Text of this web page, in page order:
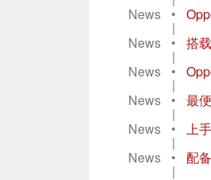
News
•
|
News
• 搭
|
News
•
|
News
• 最
|
News
• 上
|
News
• 配
|